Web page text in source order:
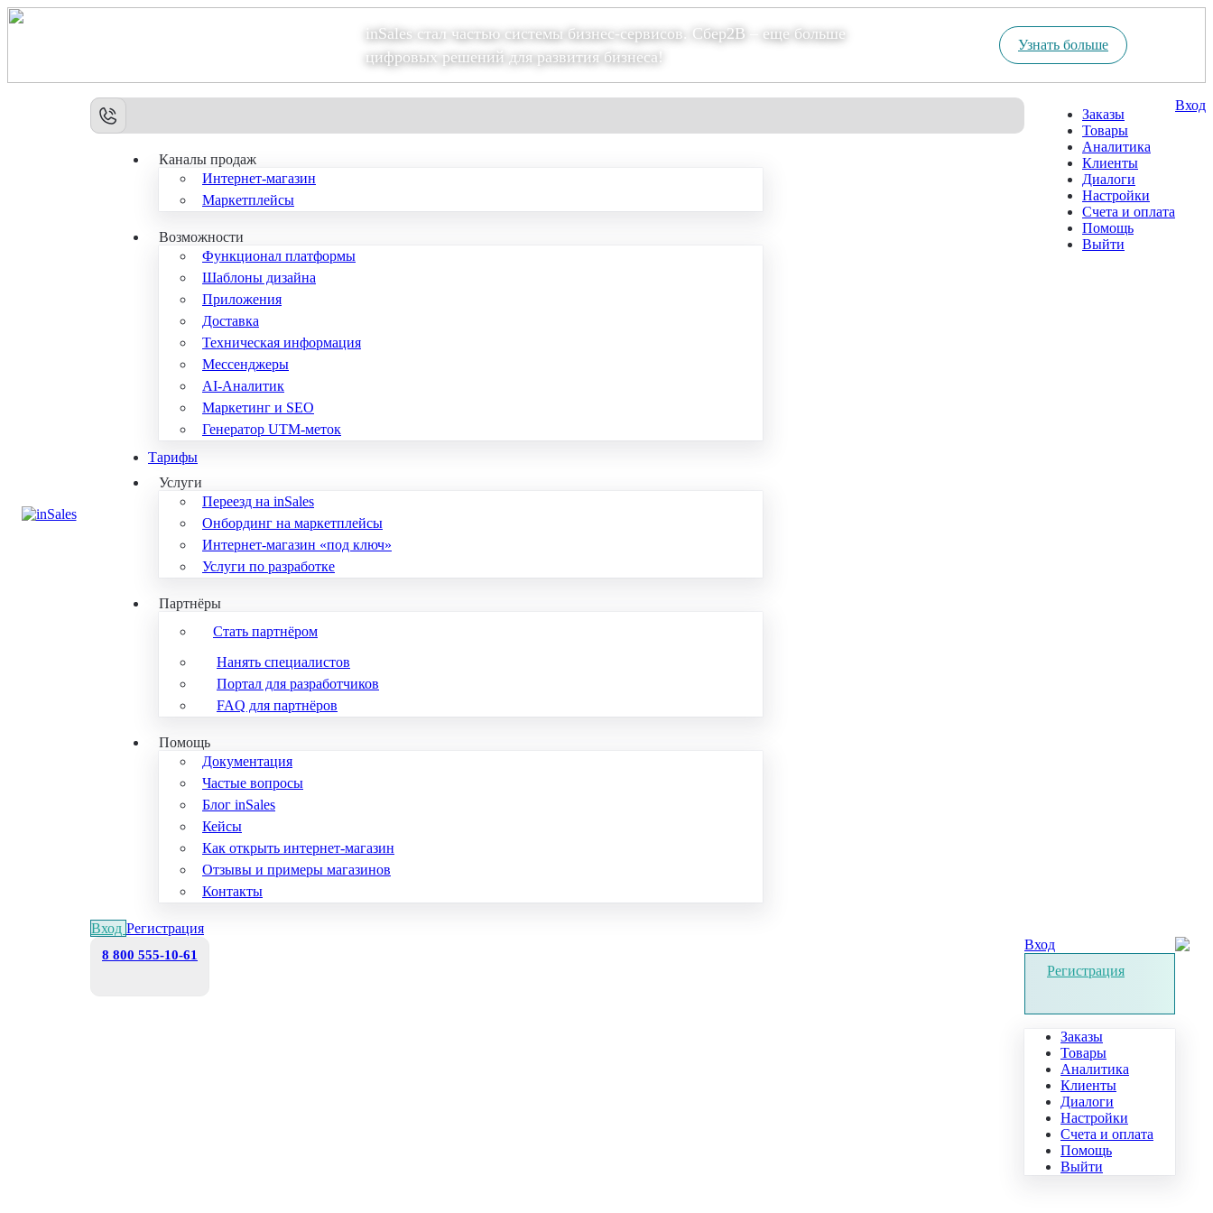
inSales стал частью системы бизнес-сервисов. Сбер2В – еще больше
цифровых решений для развития бизнеса!
Узнать больше
Каналы продаж
Интернет-магазин
Маркетплейсы
Возможности
Функционал платформы
Шаблоны дизайна
Приложения
Доставка
Техническая информация
Мессенджеры
AI-Аналитик
Маркетинг и SEO
Генератор UTM-меток
Тарифы
Услуги
Переезд на inSales
Онбординг на маркетплейсы
Интернет-магазин «под ключ»
Услуги по разработке
Партнёры
Стать партнёром
Нанять специалистов
Портал для разработчиков
FAQ для партнёров
Помощь
Документация
Частые вопросы
Блог inSales
Кейсы
Как открыть интернет-магазин
Отзывы и примеры магазинов
Контакты
Вход Регистрация
Заказы
Товары
Аналитика
Клиенты
Диалоги
Настройки
Счета и оплата
Помощь
Выйти
Вход
8 800 555-10-61
Вход
Регистрация
Заказы
Товары
Аналитика
Клиенты
Диалоги
Настройки
Счета и оплата
Помощь
Выйти